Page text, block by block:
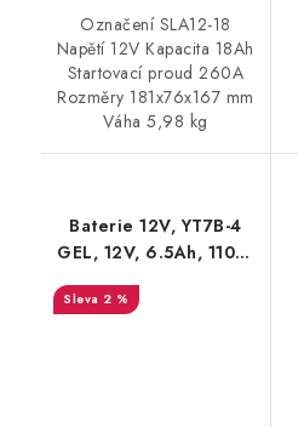
Označení SLA12-18
Napětí 12V Kapacita 18Ah
Startovací proud 260A
Rozměry 181x76x167 mm
Váha 5,98 kg
Baterie 12V, YT7B-4
GEL, 12V, 6.5Ah, 110A,
technologie
2 %